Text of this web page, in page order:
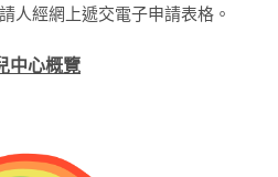
人經網上遞交電子申請表格。
中心概覽